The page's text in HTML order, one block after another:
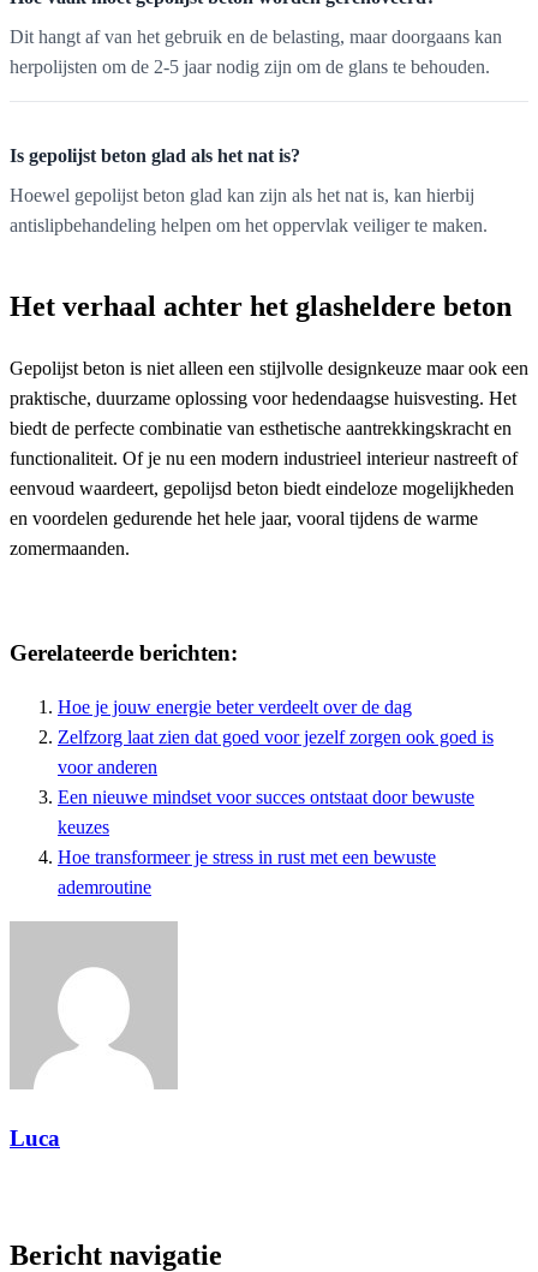
Dit hangt af van het gebruik en de belasting, maar doorgaans kan
herpolijsten om de 2-5 jaar nodig zijn om de glans te behouden.
Is gepolijst beton glad als het nat is?
Hoewel gepolijst beton glad kan zijn als het nat is, kan hierbij
antislipbehandeling helpen om het oppervlak veiliger te maken.
Het verhaal achter het glasheldere beton
Gepolijst beton is niet alleen een stijlvolle designkeuze maar ook een
praktische, duurzame oplossing voor hedendaagse huisvesting. Het
biedt de perfecte combinatie van esthetische aantrekkingskracht en
functionaliteit. Of je nu een modern industrieel interieur nastreeft of
eenvoud waardeert, gepolijsd beton biedt eindeloze mogelijkheden
en voordelen gedurende het hele jaar, vooral tijdens de warme
zomermaanden.
Gerelateerde berichten:
Hoe je jouw energie beter verdeelt over de dag
Zelfzorg laat zien dat goed voor jezelf zorgen ook goed is
voor anderen
Een nieuwe mindset voor succes ontstaat door bewuste
keuzes
Hoe transformeer je stress in rust met een bewuste
ademroutine
Luca
Bericht navigatie